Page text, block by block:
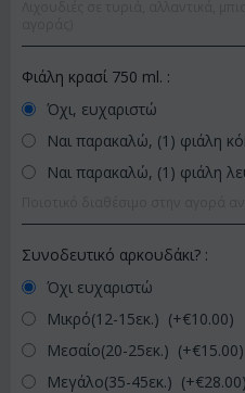
Φιάλη κρασί 750 ml. :
Όχι, ευχαριστώ
Ναι παρακαλώ, (1) φιάλη
Ναι παρακαλώ, (1) φιάλη
Συνοδευτικό αρκουδάκι? :
Όχι ευχαριστώ
Μικρό(12-15εκ.) (+€10.00)
Μεσαίο(20-25εκ.) (+€15.00)
Μεγάλο(35-45εκ.) (+€28.00)